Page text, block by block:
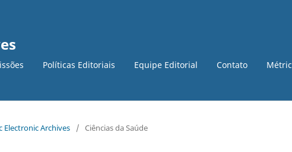
Políticas Editoriais Equipe Editorial Contato
Electronic Archives / Ciências da Saúde